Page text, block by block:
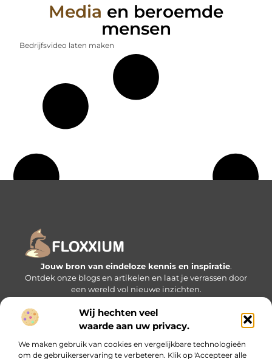
Wij hechten veel
waarde aan uw privacy.
We maken gebruik van cookies en vergelijkbare technologieën
om de gebruikerservaring te verbeteren. Klik op 'Accepteer alle
Media en beroemde
mensen
Bedrijfsvideo laten maken
Jouw bron van eindeloze kennis en inspiratie.
Ontdek onze blogs en artikelen en laat je verrassen door
een wereld vol nieuwe inzichten.
Bericht categorie